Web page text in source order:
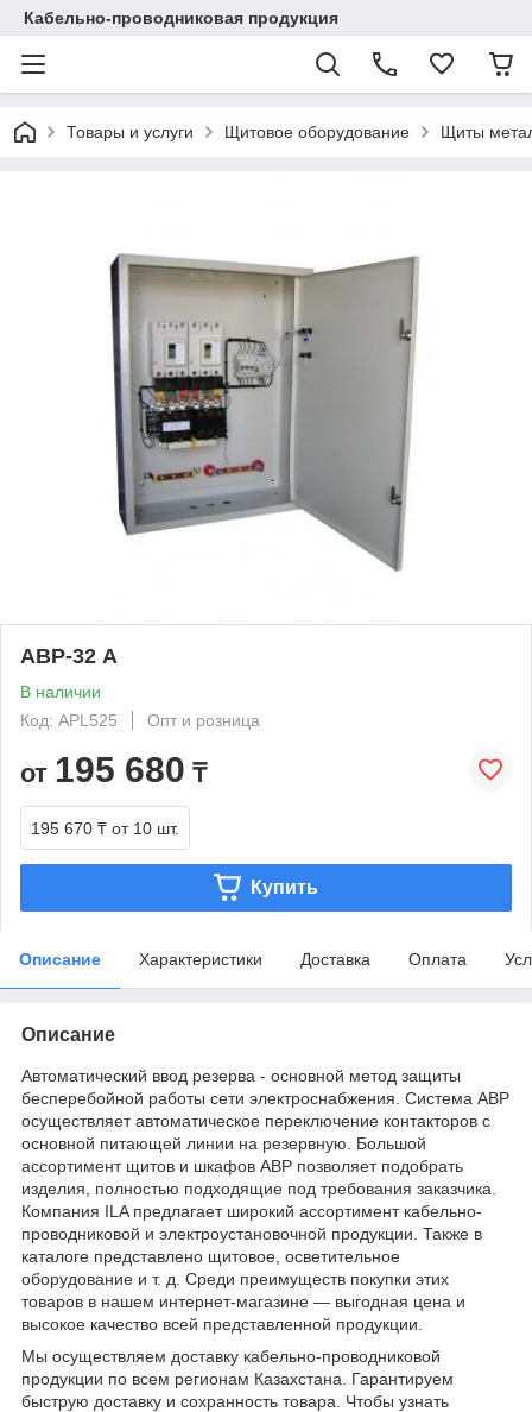
Кабельно-проводниковая продукция
Товары и услуги Щитовое оборудование Щиты
АВР-32 А
В наличии
Код: APL525
Опт и розница
от 195 680 ₸
195 670 ₸ от 10 шт.
Купить
Описание Характеристики Доставка Оплата
Описание
Автоматический ввод резерва - основной метод защиты
бесперебойной работы сети электроснабжения. Система АВР
осуществляет автоматическое переключение контакторов с
основной питающей линии на резервную. Большой
ассортимент щитов и шкафов АВР позволяет подобрать
изделия, полностью подходящие под требования заказчика.
Компания ILA предлагает широкий ассортимент кабельно-
проводниковой и электроустановочной продукции. Также в
каталоге представлено щитовое, осветительное
оборудование и т. д. Среди преимуществ покупки этих
товаров в нашем интернет-магазине — выгодная цена и
высокое качество всей представленной продукции.
Мы осуществляем доставку кабельно-проводниковой
продукции по всем регионам Казахстана. Гарантируем
быструю доставку и сохранность товара. Чтобы узнать